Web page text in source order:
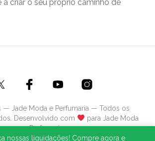
nossas liquidações! Compre agora e
a criar o seu próprio caminho de
— Jade Moda e Perfumaria — Todos os
Desenvolvido com
para Jade Moda
e Perfumaria.